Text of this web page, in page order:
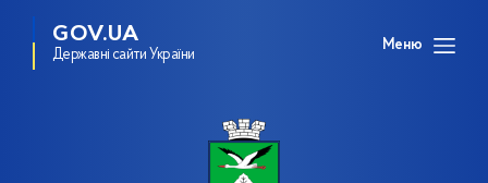
GOV.UA
Державні сайти України
Меню